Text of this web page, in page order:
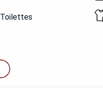
Toilettes